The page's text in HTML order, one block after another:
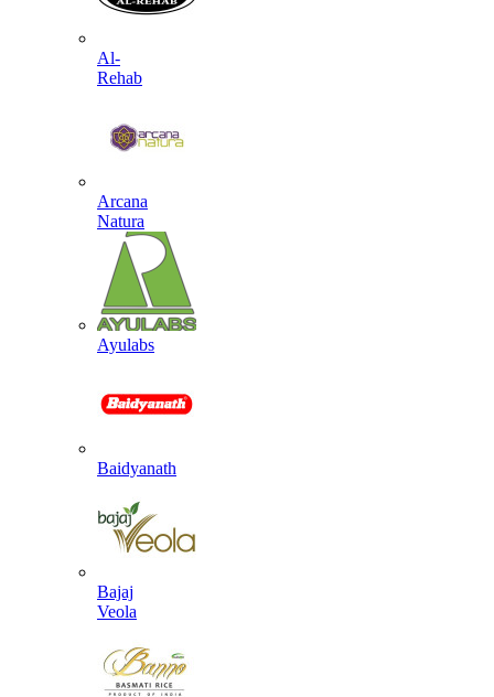
Al-
Rehab
Arcana
Natura
Ayulabs
Baidyanath
Bajaj
Veola